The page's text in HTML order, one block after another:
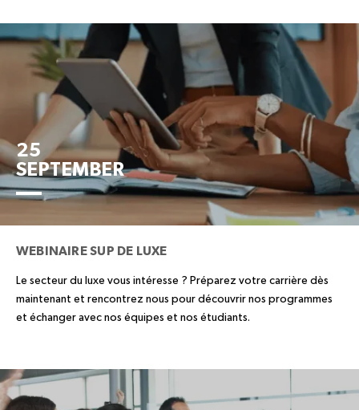
25
SEPTEMBER
WEBINAIRE SUP DE LUXE
Le secteur du luxe vous intéresse ? Préparez votre carrière dès
maintenant et rencontrez nous pour découvrir nos programmes
et échanger avec nos équipes et nos étudiants.